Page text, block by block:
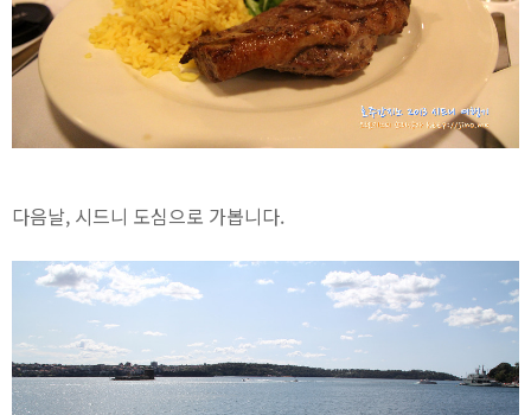
다음날, 시드니 도심으로 가봅니다.